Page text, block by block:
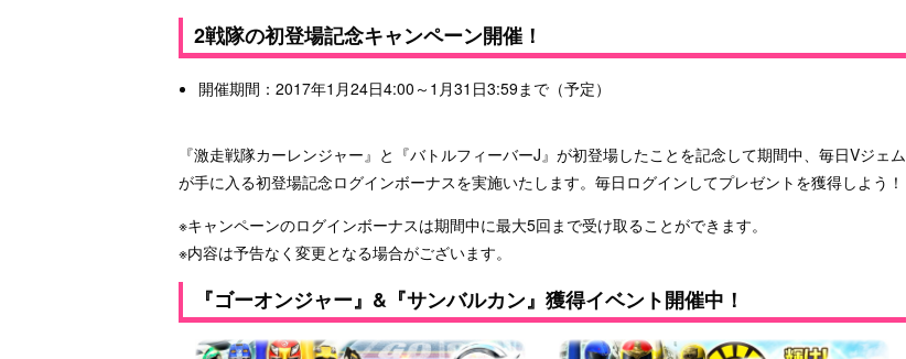
2戦隊の初登場記念キャンペーン開催！
開催期間：2017年1月24日4:00～1月31日3:59まで（予定）
『激走戦隊カーレンジャー』と『バトルフィーバーJ』が初登場したことを記念して期間中、毎日Vジェム
が手に入る初登場記念ログインボーナスを実施いたします。毎日ログインしてプレゼントを獲得しよう！
※キャンペーンのログインボーナスは期間中に最大5回まで受け取ることができます。
※内容は予告なく変更となる場合がございます。
『ゴーオンジャー』&『サンバルカン』獲得イベント開催中！